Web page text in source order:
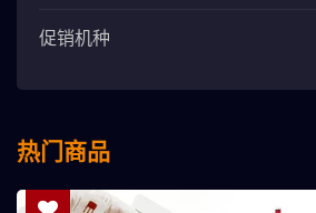
促销机种
热门商品